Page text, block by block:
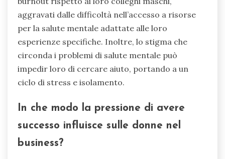
derivante dal bilanciamento delle esigenze
aziendali e delle responsabilità personali. Spesso
sperimentano ansia a causa delle pressioni
sociali e dell’isolamento dovuto alla mancanza di
reti di supporto. La ricerca indica che le donne
imprenditrici riportano livelli più elevati di
aggravati dalle difficoltà nell’accesso a risorse
per la salute mentale adattate alle loro
esperienze specifiche. Inoltre, lo stigma che
circonda i problemi di salute mentale può